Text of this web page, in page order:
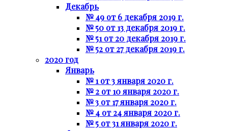
Декабрь
№ 49 от 6 декабря 2019 г.
№ 50 от 13 декабря 2019 г.
№ 51 от 20 декабря 2019 г.
№ 52 от 27 декабря 2019 г.
2020 год
Январь
№ 1 от 3 января 2020 г.
№ 2 от 10 января 2020 г.
№ 3 от 17 января 2020 г.
№ 4 от 24 января 2020 г.
№ 5 от 31 января 2020 г.